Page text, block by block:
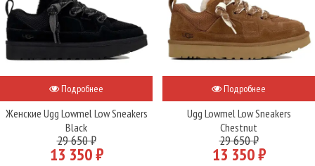
Подробнее
Женские Ugg Lowmel Low Sneakers
Black
29 650 ₽
13 350 ₽
Подробнее
Ugg Lowmel Low Sneakers
Chestnut
29 650 ₽
13 350 ₽